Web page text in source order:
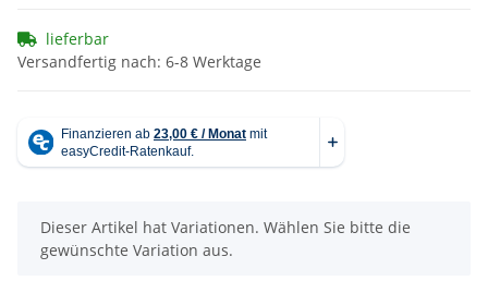
lieferbar
Versandfertig nach: 6-8 Werktage
x
Dieser Artikel hat Variationen. Wählen Sie bitte die
gewünschte Variation aus.